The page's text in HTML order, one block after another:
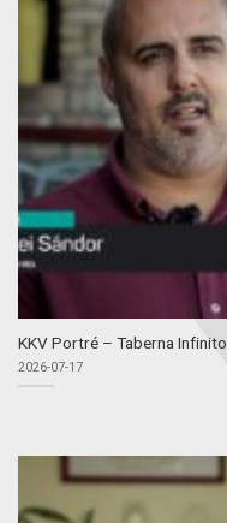
KKV Portré – Taberna Infinito
2026-07-17